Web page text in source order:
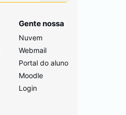
Gente nossa
Nuvem
Webmail
Portal do aluno
Moodle
Login